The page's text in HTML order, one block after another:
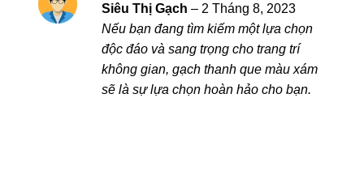
Được
xếp
hạng4
5 sao
Siêu Thị Gạch – 2 Tháng 8, 2023
Nếu bạn đang tìm kiếm một lựa chọn
độc đáo và sang trọng cho trang trí
không gian, gạch thanh que màu xám
sẽ là sự lựa chọn hoàn hảo cho bạn.